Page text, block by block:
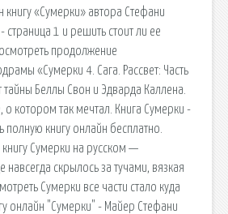
книгу «Сумерки» автора Стефани
страница 1 и решить стоит ли ее
продолжение
«Сумерки 4. Сага. Рассвет: Часть
Беллы Свон и Эдварда Каллена.
котором так мечтал. Книга Сумерки -
полную книгу онлайн бесплатно.
книгу Сумерки на русском —
навсегда скрылось за тучами, вязкая
Сумерки все части стало куда
онлайн "Сумерки" - Майер Стефани